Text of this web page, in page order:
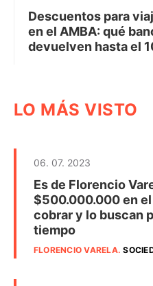
Descuentos para
en el AMBA: qué
devuelven hasta el
LO MÁS VISTO
06. 07. 2023
Es de Florencio
$500.000.000 en
cobrar y lo buscan
tiempo
FLORENCIO VARELA.